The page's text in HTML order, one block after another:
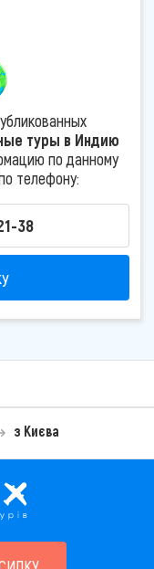
туры в Индию
по данному
телефону:
38
з Києва